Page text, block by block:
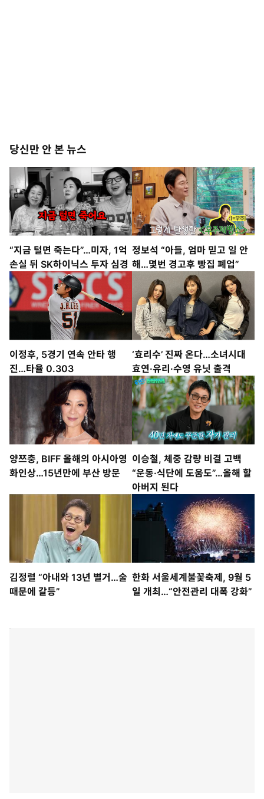
당신만 안 본 뉴스
“지금 털면 죽는다”…미자, 1억
손실 뒤 SK하이닉스 투자 심경
정보석 “아들, 엄마 믿고 일 안
해…몇번 경고후 빵집 폐업”
이정후, 5경기 연속 안타 행
진…타율 0.303
‘효리수’ 진짜 온다…소녀시대
효연·유리·수영 유닛 출격
양쯔충, BIFF 올해의 아시아영
화인상…15년만에 부산 방문
이승철, 체중 감량 비결 고백
“운동·식단에 도움도”…올해 할
아버지 된다
김정렬 “아내와 13년 별거…술
때문에 갈등”
한화 서울세계불꽃축제, 9월 5
일 개최…“안전관리 대폭 강화”